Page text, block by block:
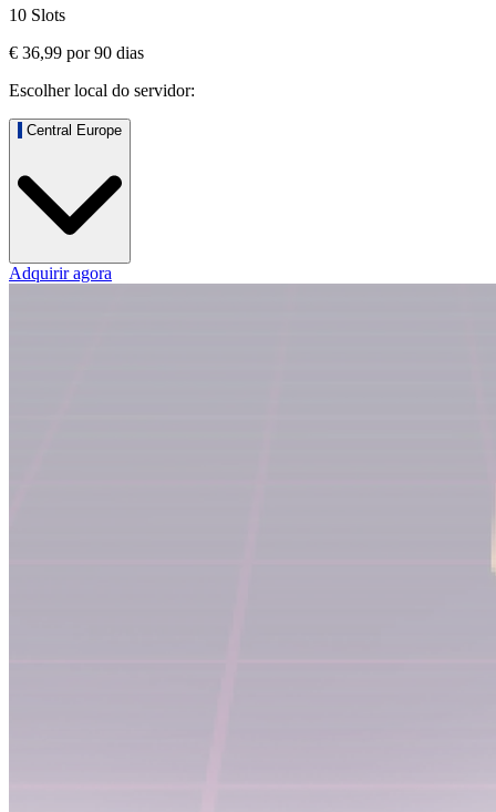
10 Slots
€ 36,99 por90 dias
Escolher local do servidor:
Central Europe
Adquirir agora